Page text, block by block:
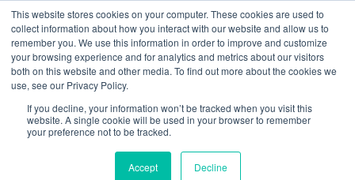
This website stores cookies on your computer. These cookies are used to
collect information about how you interact with our website and allow us to
remember you. We use this information in order to improve and customize
your browsing experience and for analytics and metrics about our visitors
both on this website and other media. To find out more about the cookies we
use, see our Privacy Policy.
If you decline, your information won’t be tracked when you visit this
website. A single cookie will be used in your browser to remember
your preference not to be tracked.
Accept Decline
Blog
Laat je inspireren door het laatste nieuws en de nieuwste